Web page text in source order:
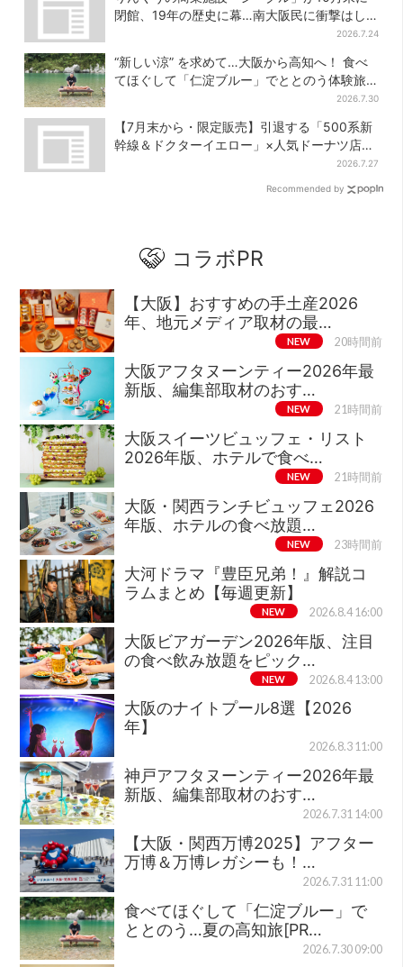
ベント
閉館、19年の歴史に幕…南大阪民に衝撃はし
2026.7.24
“新しい涼” を求めて…大阪から高知へ！ 食べ
てほぐして「仁淀ブルー」でととのう体験旅
2026.7.30
【7月末から・限定販売】引退する「500系新
幹線＆ドクターイエロー」×人気ドーナツ店が
2026.7.27
Recommended by
コラボPR
【大阪】おすすめの手土産2026
年、地元メディア取材の最…
NEW 20時間前
大阪アフタヌーンティー2026年最
新版、編集部取材のおす…
NEW 21時間前
大阪スイーツビュッフェ・リスト
2026年版、ホテルで食べ…
NEW 21時間前
大阪・関西ランチビュッフェ2026
年版、ホテルの食べ放題…
NEW 23時間前
大河ドラマ『豊臣兄弟！』解説コ
ラムまとめ【毎週更新】
NEW 2026.8.4 16:00
大阪ビアガーデン2026年版、注目
の食べ飲み放題をピック…
NEW 2026.8.4 13:00
大阪のナイトプール8選【2026
年】
2026.8.3 11:00
神戸アフタヌーンティー2026年最
新版、編集部取材のおす…
2026.7.31 14:00
【大阪・関西万博2025】アフター
万博＆万博レガシーも！…
2026.7.31 11:00
食べてほぐして「仁淀ブルー」で
ととのう…夏の高知旅[PR…
2026.7.30 09:00